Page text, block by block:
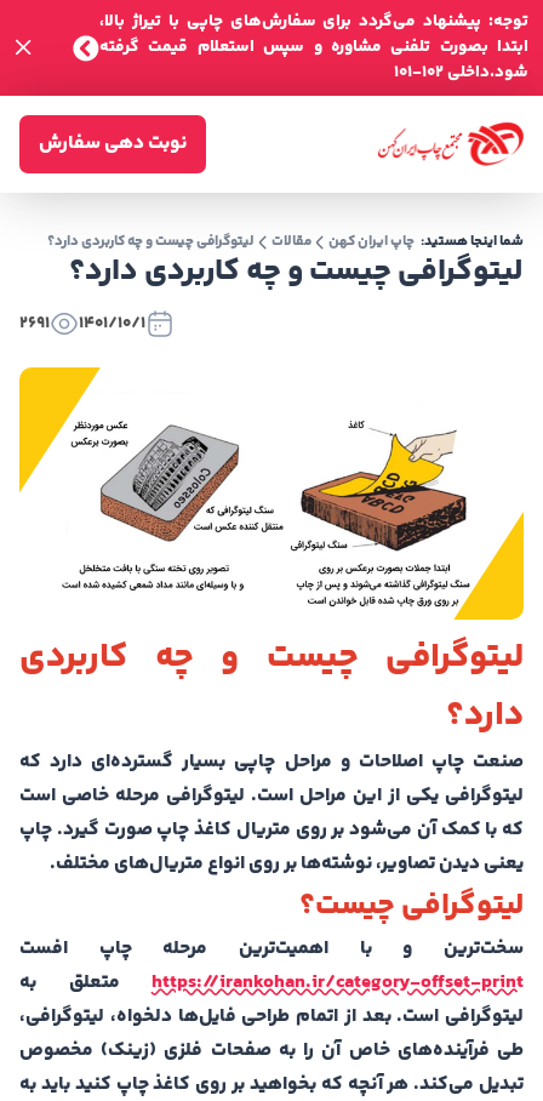
توجه: پیشنهاد می‌گردد برای سفارش‌های چاپی با تیراژ بالا،
ابتدا بصورت تلفنی مشاوره و سپس استعلام قیمت گرفته
شود.داخلی 102-101
نوبت دهی سفارش
لیتوگرافی چیست و چه کاربردی دارد؟
شما اینجا هستید: چاپ ایران کهن مقالات لیتوگرافی چیست و چه کاربردی دارد؟
1401/10/1
2691
لیتوگرافی چیست و چه کاربردی
دارد؟
صنعت چاپ اصلاحات و مراحل چاپی بسیار گسترده‌ای دارد که
لیتوگرافی یکی از این مراحل است. لیتوگرافی مرحله خاصی است
که با کمک آن می‌شود بر روی متریال کاغذ چاپ صورت گیرد. چاپ
یعنی دیدن تصاویر، نوشته‌ها بر روی انواع متریال‌های مختلف.
لیتوگرافی چیست؟
سخت‌ترین و با اهمیت‌ترین مرحله چاپ افست
https://irankohan.ir/category-offset-print متعلق به
لیتوگرافی است. بعد از اتمام طراحی فایل‌ها دلخواه، لیتوگرافی،
طی فرآینده‌های خاص آن را به صفحات فلزی (زینک) مخصوص
تبدیل می‌کند‌. هر آنچه که بخواهید بر روی کاغذ چاپ کنید باید به